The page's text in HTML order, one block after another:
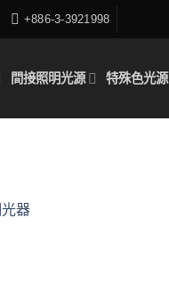
+886-3-3921998
間接照明光源 特殊色光源